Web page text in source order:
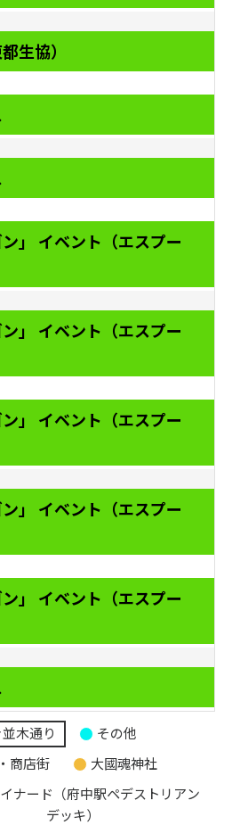
生協）
」 イベント（エスプー
」 イベント（エスプー
」 イベント（エスプー
」 イベント（エスプー
」 イベント（エスプー
木通り
その他
商店街
大國魂神社
ナード（府中駅ペデストリアン
デッキ）